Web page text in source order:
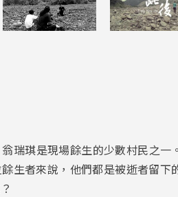
瑞琪是現場餘生的少數村民之一
生者來說，他們都是被逝者留下